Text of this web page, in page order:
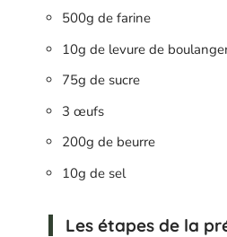
500g de farine
10g de levure de
75g de sucre
3 œufs
200g de beurre
10g de sel
Les étapes de la